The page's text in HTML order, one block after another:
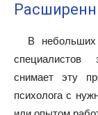
В небольших
специалистов
снимает эту
психолога с